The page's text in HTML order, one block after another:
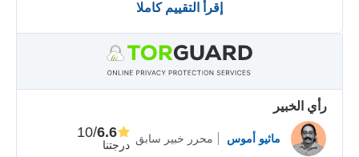
إقرأ التقييم كاملا
رأي الخبير
ماثيو أموس محرر خبير سابق درجتنا
6.6
/10